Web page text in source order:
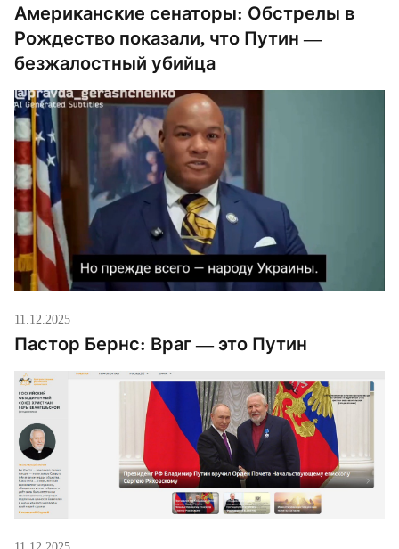
Американские сенаторы: Обстрелы в
Рождество показали, что Путин —
безжалостный убийца
11.12.2025
Пастор Бернс: Враг — это Путин